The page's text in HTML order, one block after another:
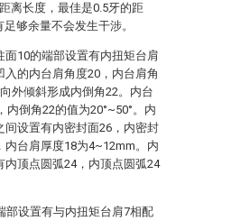
离长度，最佳是0.5牙的距
够余量不会发生干涉。
10的端部设置有内扭矩台肩
的内台肩角度20，内台肩角
外倾斜形成内倒角22。内台
内倒角22的值为20°~50°。内
间设置有内密封面26，内密封
内台肩厚度18为4~12mm。内
内顶点圆弧24，内顶点圆弧24
部设置有与内扭矩台肩7相配